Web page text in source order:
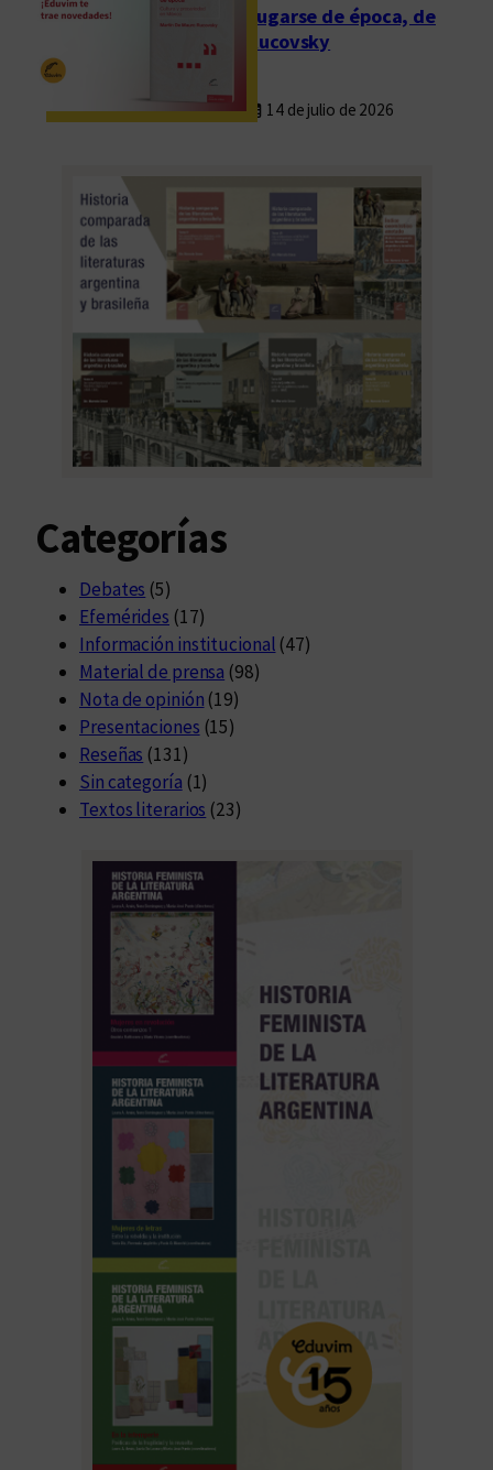
Fugarse de época, de
Rucovsky
14 de julio de 2026
Categorías
Debates (5)
Efemérides (17)
Información institucional (47)
Material de prensa (98)
Nota de opinión (19)
Presentaciones (15)
Reseñas (131)
Sin categoría (1)
Textos literarios (23)